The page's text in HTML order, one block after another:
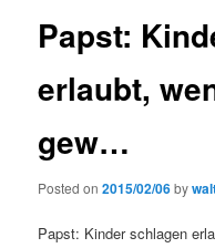
Papst:
erlaubt,
gew…
Posted on2015/02/06by
Papst: Kinder schlagen